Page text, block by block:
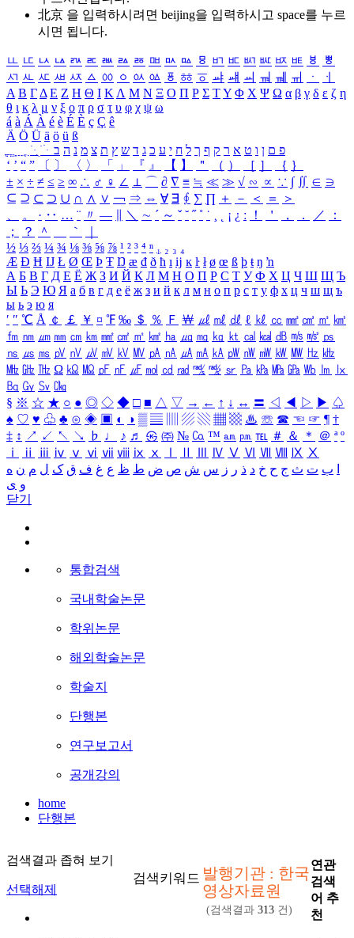
北京 을 입력하시려면 beijing을 입력하시고 space를 누르
시면 됩니다.
ㅥ ㅦ ㅧ ㅨ ㅩ ㅪ ㅫ ㅬ ㅭ ㅮ ㅯ ㅰ ㅱ ㅲ ㅳ ㅴ ㅵ ㅶ ㅷ ㅸ
ㅹ
ㅺ ㅻ ㅼ ㅽ ㅾ ㅿ ㆀ ㆁ ㆂ ㆃ ㆄ ㆅ ㆆ ㆇ ㆈ ㆉ ㆊ ㆋ ㆌ ㆍ
ㆎ
Α Β ΓΔ Ε Ζ Η Θ Ι ΚΛ Μ Ν Ξ Ο Π Ρ Σ ΤΥ Φ Χ Ψ Ω α β γ δ ε ζ η
θ ι κ λ μ ν ξ ο π ρ σ τ υ φ χ ψ ω
á à Á À é è É È ç Ç ê
Ä Ö Ü ä ö ü ß
ִֶֹ ֻּ ׁׂ פ ם ן ו ט א ר ק ף ך ל ח י ע כ ג ד ש ץ ת צ מ נ ה ב
‘ ’ “ ” 〔 〕 〈 〉 「 」 『 』 【 】 ＂ （ ） ［ ］ ｛ ｝
± × ÷ ≠ ≤ ≥ ∞ ∴ ♂ ♀ ∠ ⊥ ⌒ ∂ ∇ ≡ ≒ ≪ ≫ √ ∽ ∝ ∵ ∫ ∬ ∈ ∋
⊆ ⊇ ⊂ ⊃ ∪ ∩ ∧ ∨ ￢ ⇒ ⇔ ∀ ∃ ∮ ∑ ∏ ＋ － ＜ ＝
＞
、
。 · ‥ … ¨ 〃 ― ＼ ∼ ´ ～ ˇ ˘ ˝ ˚ ˙ ¸ ¡ ¿ ː ！ ＇ ， ． ／
：
；
？ ＾ ｀
½ ⅓ ⅔ ¼ ¾ ⅛ ⅜ ⅝ ⅞ ¹ ² ³ ⁴ ⁿ ₁ ₂ ₃ ₄
Æ Ð Ħ Ĳ Ł Ø Œ Þ Ŧ Ŋ æ đ ð ħ ı ĳ ĸ ŀ ł ø œ ß þ ŧ ŋ ŉ
А Б В Г Д Е Ё Ж З И Й К Л М Н О П Р С Т У Ф Х Ц Ч Ш Щ Ъ
Ы Ь Э Ю Я а б в г д е ё ж з и й к л м н о п р с т у ф х ц ч ш щ ъ
ы ь э ю я
′ ″ ℃ Å ￠ ￡ ￥ ¤ ℉ ‰ ＄ ％ Ｆ ￦ ㎕ ㎖ ㎗ ℓ ㎘ ㏄ ㎣ ㎤ ㎥ ㎦
㎙ ㎚ ㎛ ㎜ ㎝ ㎞ ㎟ ㎠ ㎡ ㎢ ㏊ ㎍ ㎎ ㎏ ㏏ ㎈ ㎉ ㏈ ㎧ ㎨ ㎰
㎱ ㎲ ㎳ ㎴ ㎵ ㎶ ㎷ ㎸ ㎹ ㎀ ㎁ ㎂ ㎃ ㎄ ㎺ ㎻ ㎽ ㎾ ㎿ ㎐ ㎑
㎒ ㎓ ㎔ Ω ㏀ ㏁ ㎊ ㎋ ㎌ ㏖ ㏅ ㎭ ㎮ ㎯ ㏛ ㎩ ㎪ ㎫ ㎬ ㏝ ㏐
㏓
㏃ ㏉ ㏜ ㏆
§ ※ ☆ ★ ○ ● ◎ ◇ ◆ □ ■ △ ▽ → ← ↑ ↓ ↔ 〓 ◁ ◀ ▷ ▶ ♤
♠ ♡ ♥ ♧ ♣ ⊙ ◈ ▣ ◐ ◑ ▒ ▤ ▨ ▧ ▦ ▩ ♨ ☏ ☎ ☜ ☞ ¶ †
‡ ↕ ↗ ↙ ↖ ↘ ♭ ♩ ♪ ♬ ㉿ ㈜ № ㏇ ™ ㏂ ㏘ ℡ ＃ ＆ ＊ ＠ ª º
ⅰ
ⅱ ⅲ ⅳ ⅴ ⅵ ⅶ ⅷ ⅸ ⅹ Ⅳ Ⅴ Ⅵ Ⅶ Ⅷ Ⅸ Ⅹ
ب ت ث ج ح خ د ذ ر ز س ش ص ض ط ظ ع غ ف ق ک ل م ن ه
و ی
닫기
통합검색
국내학술논문
학위논문
해외학술논문
학술지
단행본
연구보고서
공개강의
home
단행본
검색결과 좁혀 보기
선택해제
검색키워드 발행기관 : 한국
영상자료원
(검색결과 313 건)
연관
검색
어 추
천